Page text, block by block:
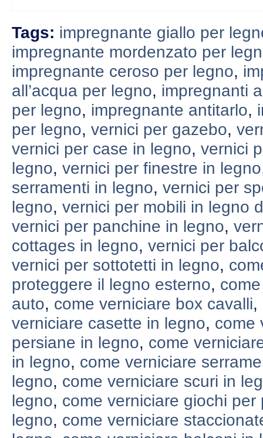
Tags: impregnante giallo per
impregnante mordenzato per
impregnante ceroso per legno,
all’acqua per legno, impregnanti
per legno, impregnante antitarlo,
per legno, vernici per gazebo,
vernici per case in legno, vernici
legno, vernici per finestre in legno
serramenti in legno, vernici per
legno, vernici per mobili in legno
vernici per panchine in legno,
cottages in legno, vernici per
vernici per sottotetti in legno,
proteggere il legno esterno,
auto, come verniciare box cavalli,
verniciare casette in legno, come
persiane in legno, come
in legno, come verniciare
legno, come verniciare scuri in
legno, come verniciare giochi per
legno, come verniciare